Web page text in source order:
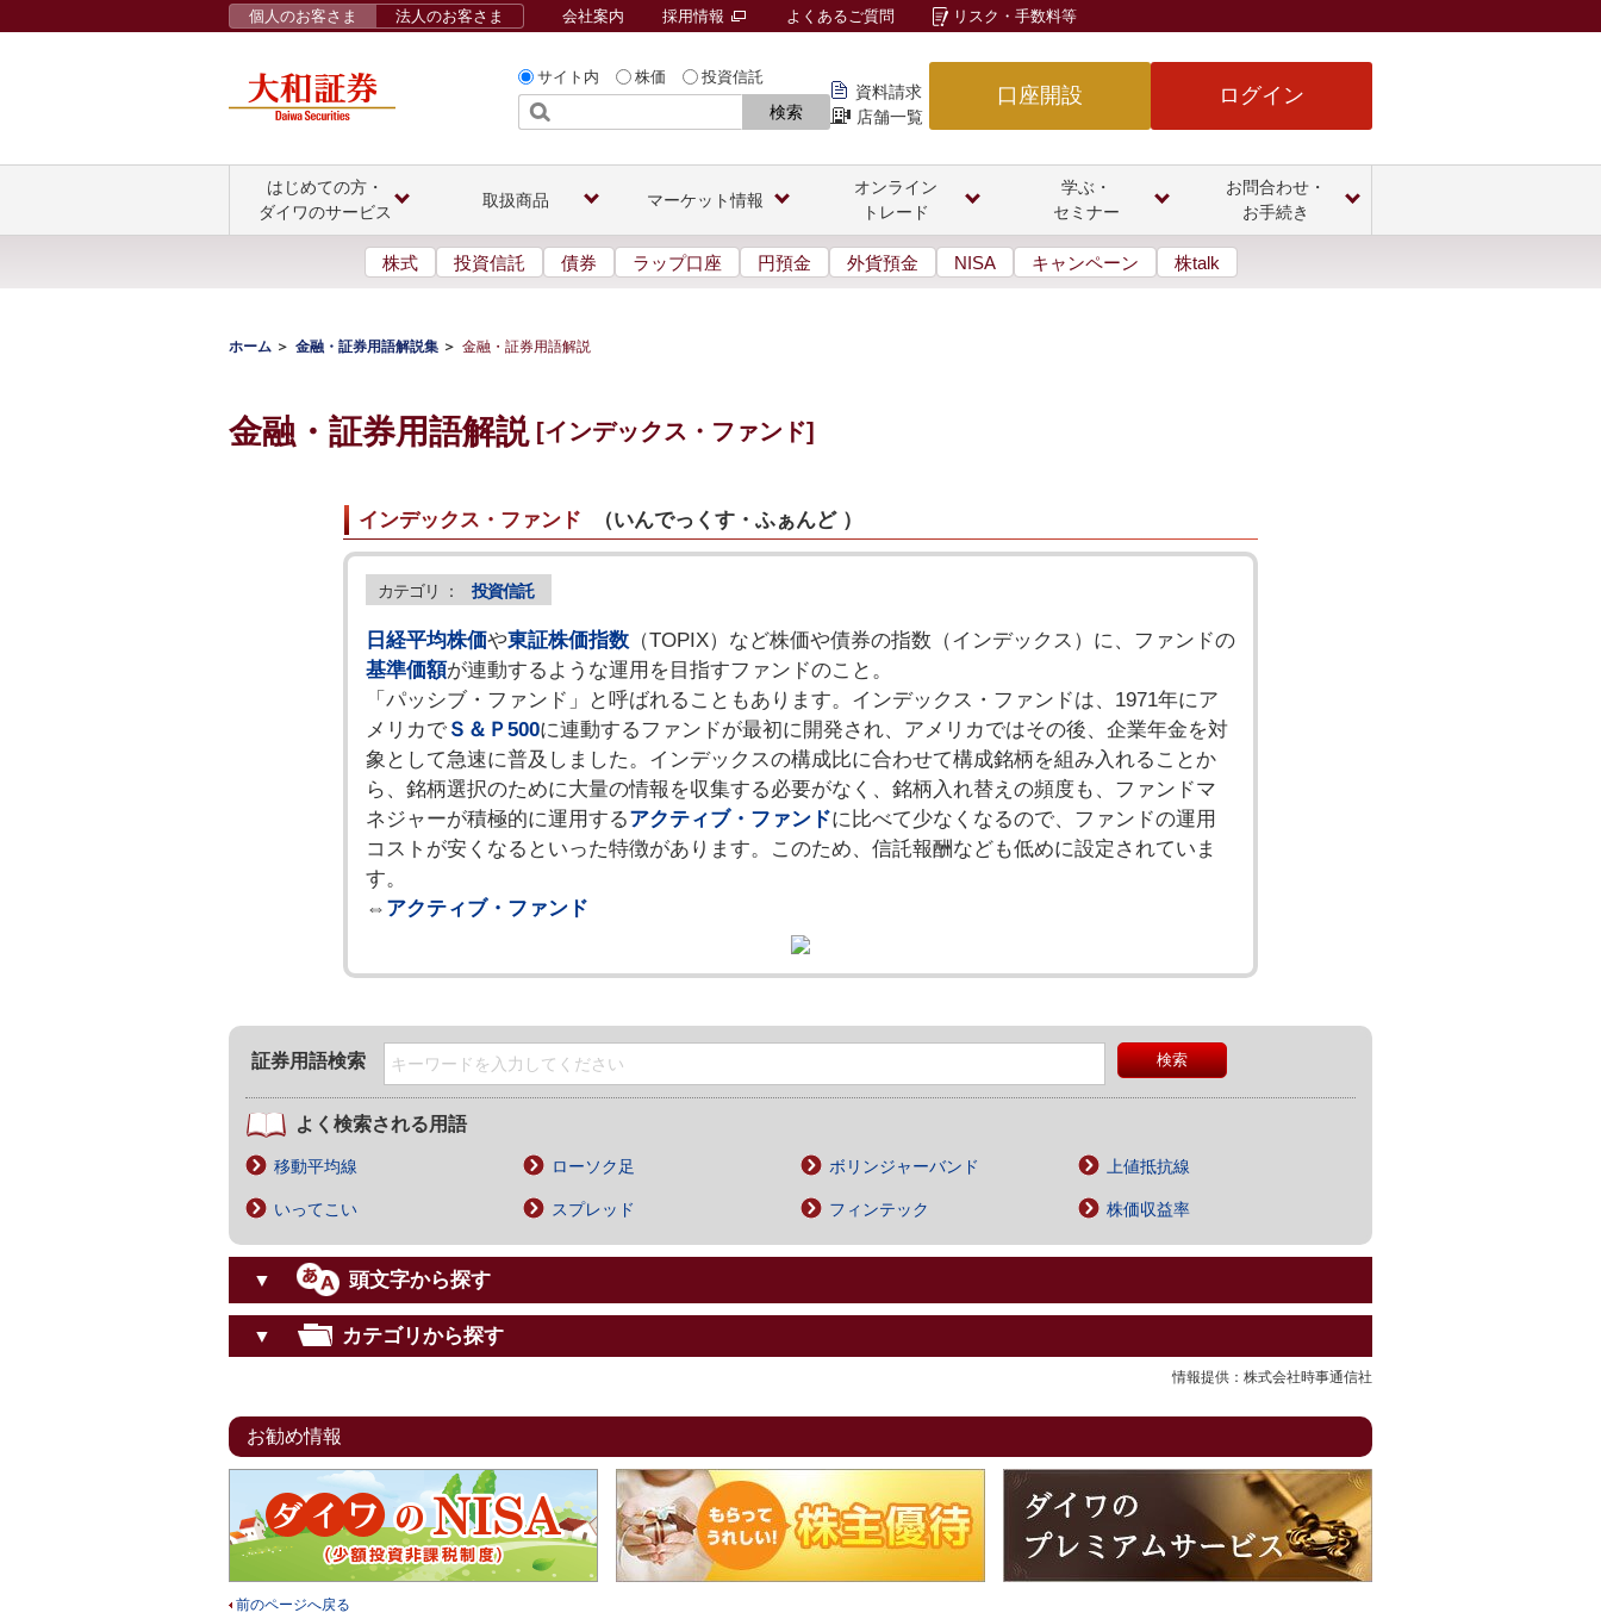
サイト内 株価 投資信託
検索
資料請求
店舗一覧
口座開設 ログイン
個人のお客さま 法人のお客さま 会社案内 採用情報 よくあるご質問 リスク・手数料等
はじめての方・
ダイワのサービス
取扱商品 マーケット情報
オンライン
トレード
学ぶ・
セミナー
お問合わせ・
お手続き
株式 投資信託 債券 ラップ口座 円預金 外貨預金 NISA キャンペーン 株talk
ホーム 金融・証券用語解説集 金融・証券用語解説
金融・証券用語解説 [インデックス・ファンド]
インデックス・ファンド （いんでっくす・ふぁんど ）
カテゴリ ： 投資信託
日経平均株価や東証株価指数 （TOPIX）など株価や債券の指数（インデックス）に、ファンドの
基準価額が連動するような運用を目指すファンドのこと。
「パッシブ・ファンド」と呼ばれることもあります。インデックス・ファンドは、1971年にア
メリカで Ｓ＆Ｐ500に連動するファンドが最初に開発され、アメリカではその後、企業年金を対
象として急速に普及しました。インデックスの構成比に合わせて構成銘柄を組み入れることか
ら、銘柄選択のために大量の情報を収集する必要がなく、銘柄入れ替えの頻度も、ファンドマ
ネジャーが積極的に運用するアクティブ・ファンドに比べて少なくなるので、ファンドの運用
コストが安くなるといった特徴があります。このため、信託報酬なども低めに設定されていま
す。
⇔ アクティブ・ファンド
証券用語検索
よく検索される用語
移動平均線 ローソク足 ボリンジャーバンド 上値抵抗線
いってこい スプレッド フィンテック 株価収益率
▼ 頭文字から探す
▼ カテゴリから探す
情報提供：株式会社時事通信社
お勧め情報
前のページへ戻る